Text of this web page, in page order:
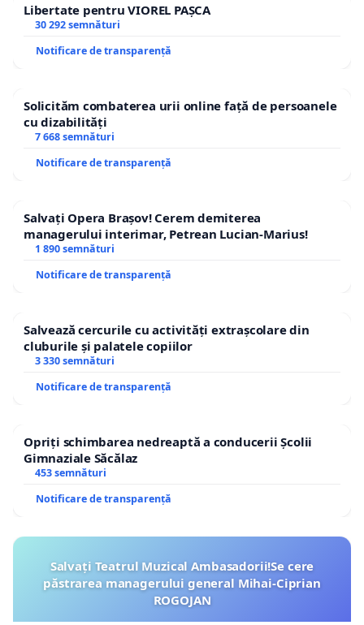
Libertate pentru VIOREL PAȘCA
30 292 semnături
Notificare de transparență
Solicităm combaterea urii online față de persoanele
cu dizabilități
7 668 semnături
Notificare de transparență
Salvați Opera Brașov! Cerem demiterea
managerului interimar, Petrean Lucian-Marius!
1 890 semnături
Notificare de transparență
Salvează cercurile cu activități extrașcolare din
cluburile și palatele copiilor
3 330 semnături
Notificare de transparență
Opriți schimbarea nedreaptă a conducerii Școlii
Gimnaziale Săcălaz
453 semnături
Notificare de transparență
Salvați Teatrul Muzical Ambasadorii!Se cere
păstrarea managerului general Mihai-Ciprian
ROGOJAN